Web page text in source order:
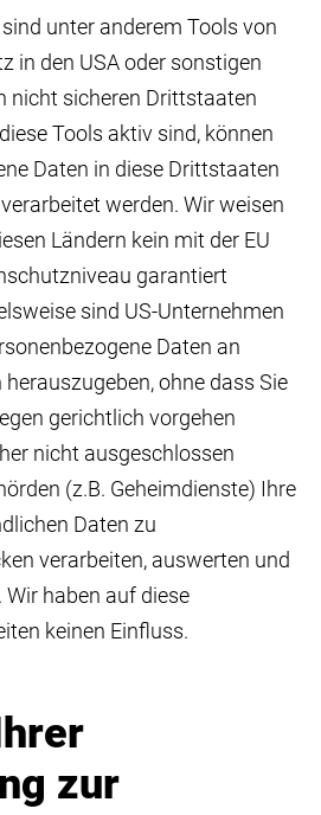
unter anderem Tools von
in den USA oder sonstigen
nicht sicheren Drittstaaten
Tools aktiv sind, können
Daten in diese Drittstaaten
werden. Wir weisen
Ländern kein mit der EU
garantiert
sind US-Unternehmen
Daten an
ohne dass Sie
gerichtlich vorgehen
nicht ausgeschlossen
(z.B. Geheimdienste) Ihre
Daten zu
verarbeiten, auswerten und
haben auf diese
keinen Einfluss.
zur